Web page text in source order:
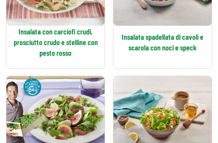
Insalata con carciofi crudi,
prosciutto crudo e stelline con
pesto rosso
Insalata spadellata di cavoli e
scarola con noci e speck